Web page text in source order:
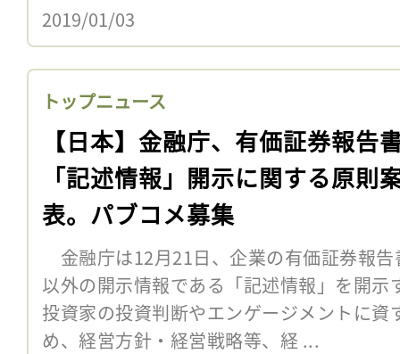
2019/01/03
トップニュース
【日本】金融庁、有価証券報告
「記述情報」開示に関する原則
表。パブコメ募集
金融庁は12月21日、企業の有価証券報
以外の開示情報である「記述情報」を開
投資家の投資判断やエンゲージメントに資
め、経営方針・経営戦略等、経 ...